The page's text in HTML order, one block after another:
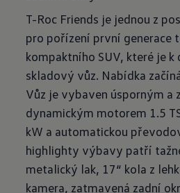
T-Roc Friends je jednou z
pro pořízení první generace
kompaktního SUV, které je k
skladový vůz. Nabídka
Vůz je vybaven úsporným a
dynamickým motorem 1.5
kW a automatickou
highlighty výbavy patří
metalický lak, 17“ kola z
kamera, zatmavená zadní